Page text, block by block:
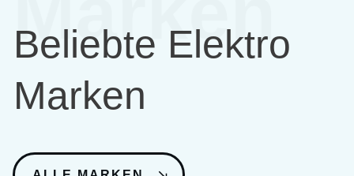
Beliebte Elektro
Marken